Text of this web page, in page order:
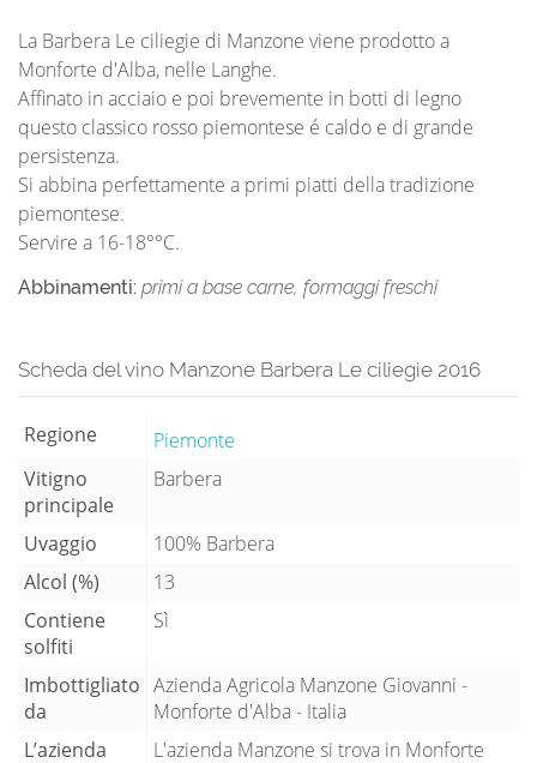
La Barbera Le ciliegie di Manzone viene prodotto a
Monforte d'Alba, nelle Langhe.
Affinato in acciaio e poi brevemente in botti di legno
questo classico rosso piemontese é caldo e di grande
persistenza.
Si abbina perfettamente a primi piatti della tradizione
piemontese.
Servire a 16-18°°C.
Abbinamenti: primi a base carne, formaggi freschi
Scheda del vino Manzone Barbera Le ciliegie 2016
Regione
Piemonte
Vitigno
principale
Barbera
Uvaggio
100% Barbera
Alcol (%)
13
Contiene
solfiti
Sì
Imbottigliato
da
Azienda Agricola Manzone Giovanni -
Monforte d'Alba - Italia
L’azienda
L'azienda Manzone si trova in Monforte